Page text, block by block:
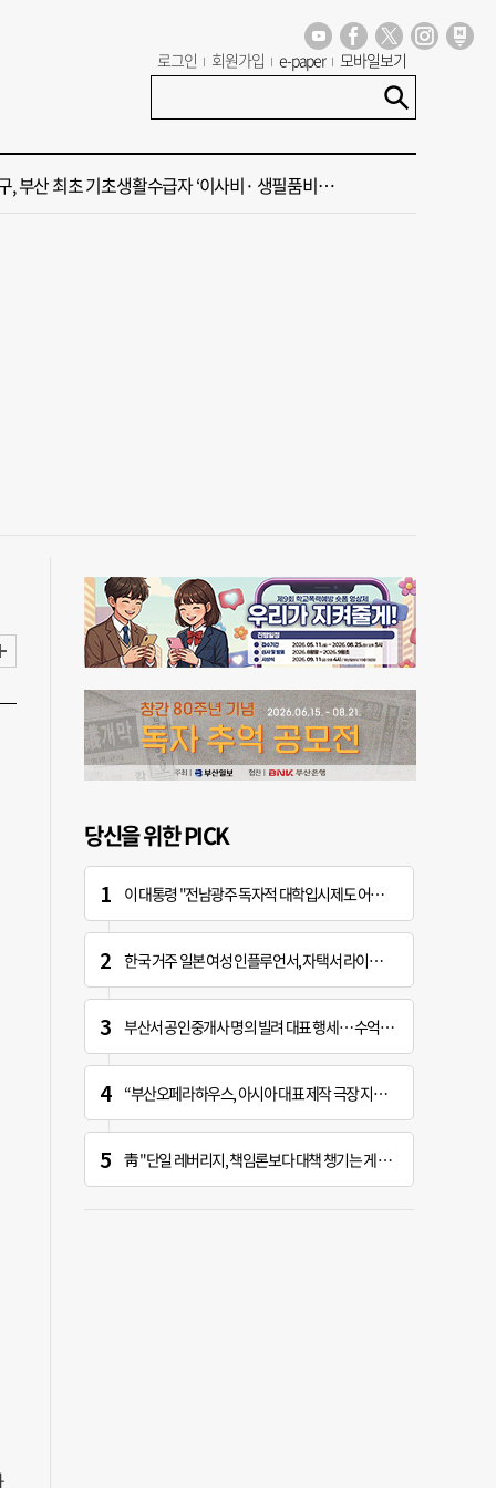
로그인 회원가입 e-paper 모바일보기
신청사, 북항 재개발 부지 복합항만지구 확정
, 부산 최초 기초생활수급자 ‘이사비· 생필품비’ 지원
말 부울경 비 소식
당신을 위한 PICK
이 대통령 "전남광주 독자적 대학입시제도 어떤가" 제안
한국 거주 일본 여성 인플루언서, 자택서 라이브 방송 중 사망
부산서 공인중개사 명의 빌려 대표 행세… 수억 원 챙긴 60대 등 3명 송치
“부산오페라하우스, 아시아 대표 제작 극장 지향해야”
靑 "단일 레버리지, 책임론보다 대책 챙기는 게 더 중요"